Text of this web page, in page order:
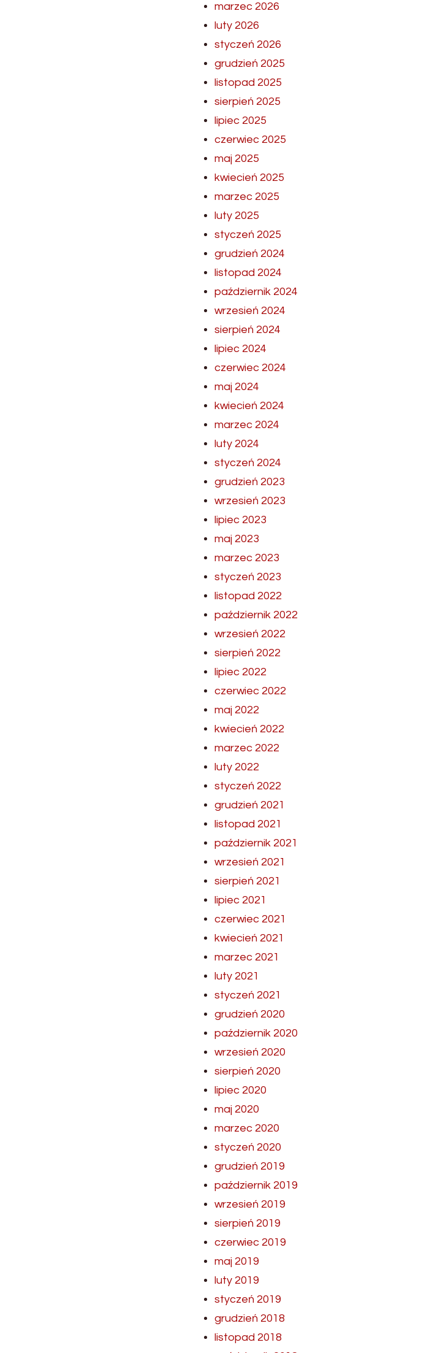
marzec 2026
luty 2026
styczeń 2026
grudzień 2025
listopad 2025
sierpień 2025
lipiec 2025
czerwiec 2025
maj 2025
kwiecień 2025
marzec 2025
luty 2025
styczeń 2025
grudzień 2024
listopad 2024
październik 2024
wrzesień 2024
sierpień 2024
lipiec 2024
czerwiec 2024
maj 2024
kwiecień 2024
marzec 2024
luty 2024
styczeń 2024
grudzień 2023
wrzesień 2023
lipiec 2023
maj 2023
marzec 2023
styczeń 2023
listopad 2022
październik 2022
wrzesień 2022
sierpień 2022
lipiec 2022
czerwiec 2022
maj 2022
kwiecień 2022
marzec 2022
luty 2022
styczeń 2022
grudzień 2021
listopad 2021
październik 2021
wrzesień 2021
sierpień 2021
lipiec 2021
czerwiec 2021
kwiecień 2021
marzec 2021
luty 2021
styczeń 2021
grudzień 2020
październik 2020
wrzesień 2020
sierpień 2020
lipiec 2020
maj 2020
marzec 2020
styczeń 2020
grudzień 2019
październik 2019
wrzesień 2019
sierpień 2019
czerwiec 2019
maj 2019
luty 2019
styczeń 2019
grudzień 2018
listopad 2018